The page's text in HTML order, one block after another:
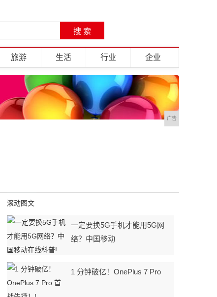
旅游 生活 行业 企业
广告
滚动图文
一定要换5G手机才能用5G网
络？中国移动
1 分钟破亿！OnePlus 7 Pro